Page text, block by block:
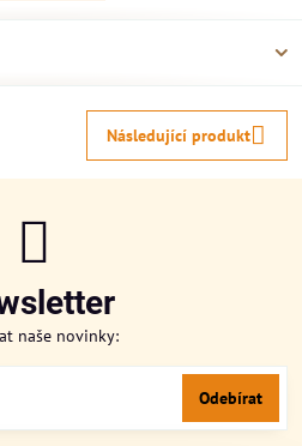
Následující produkt
naše novinky:
Odebírat